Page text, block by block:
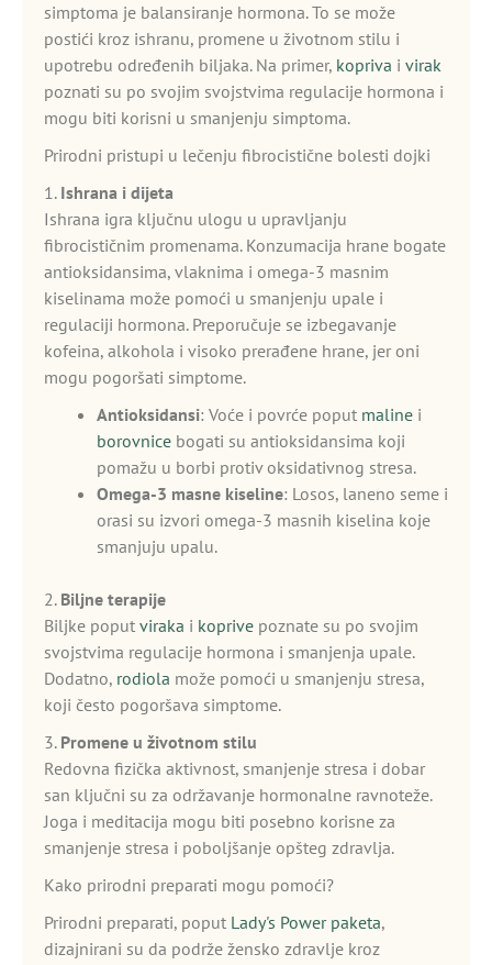
simptoma je balansiranje hormona. To se može
postići kroz ishranu, promene u životnom stilu i
upotrebu određenih biljaka. Na primer, kopriva i virak
poznati su po svojim svojstvima regulacije hormona i
mogu biti korisni u smanjenju simptoma.
Prirodni pristupi u lečenju fibrocistične bolesti dojki
1. Ishrana i dijeta
Ishrana igra ključnu ulogu u upravljanju
fibrocističnim promenama. Konzumacija hrane bogate
antioksidansima, vlaknima i omega-3 masnim
kiselinama može pomoći u smanjenju upale i
regulaciji hormona. Preporučuje se izbegavanje
kofeina, alkohola i visoko prerađene hrane, jer oni
mogu pogoršati simptome.
Antioksidansi: Voće i povrće poput maline i
borovnice bogati su antioksidansima koji
pomažu u borbi protiv oksidativnog stresa.
Omega-3 masne kiseline: Losos, laneno seme i
orasi su izvori omega-3 masnih kiselina koje
smanjuju upalu.
2. Biljne terapije
Biljke poput viraka i koprive poznate su po svojim
svojstvima regulacije hormona i smanjenja upale.
Dodatno, rodiola može pomoći u smanjenju stresa,
koji često pogoršava simptome.
3. Promene u životnom stilu
Redovna fizička aktivnost, smanjenje stresa i dobar
san ključni su za održavanje hormonalne ravnoteže.
Joga i meditacija mogu biti posebno korisne za
smanjenje stresa i poboljšanje opšteg zdravlja.
Kako prirodni preparati mogu pomoći?
Prirodni preparati, poput Lady's Power paketa,
dizajnirani su da podrže žensko zdravlje kroz